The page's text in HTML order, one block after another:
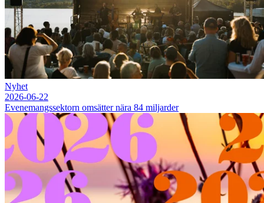
Nyhet
2026-06-22
Evenemangssektorn omsätter nära 84 miljarder